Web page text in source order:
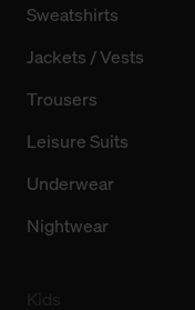
Sweatshirts
Jackets / Vests
Trousers
Leisure Suits
Underwear
Nightwear